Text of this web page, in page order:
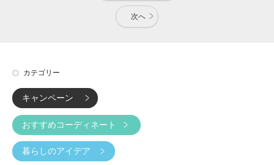
次へ
カテゴリー
キャンペーン
おすすめコーディネート
暮らしのアイデア